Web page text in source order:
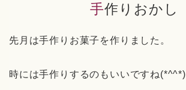
手作りおかし
先月は手作りお菓子を作りました。
時には手作りするのもいいですね(*^^*)